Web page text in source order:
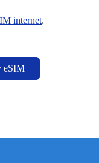
internet.
eSIM